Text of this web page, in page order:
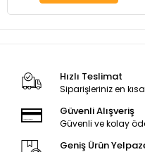
Hızlı Teslimat
Siparişleriniz en
Güvenli Alışveriş
Güvenli ve kolay
Geniş Ürün